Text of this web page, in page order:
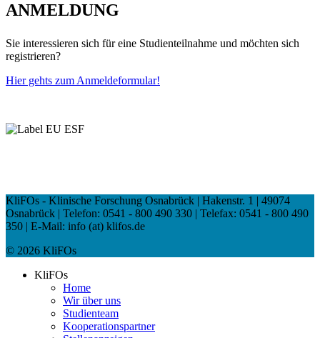
ANMELDUNG
Sie interessieren sich für eine Studienteilnahme und möchten sich
registrieren?
Hier gehts zum Anmeldeformular!
KliFOs - Klinische Forschung Osnabrück | Hakenstr. 1 | 49074
Osnabrück | Telefon: 0541 - 800 490 330 | Telefax: 0541 - 800 490
350 | E-Mail: info (at) klifos.de
© 2026 KliFOs
KliFOs
Home
Wir über uns
Studienteam
Kooperationspartner